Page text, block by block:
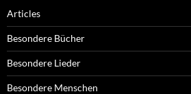
Articles
Besondere Bücher
Besondere Lieder
Besondere Menschen